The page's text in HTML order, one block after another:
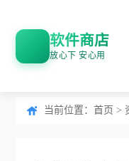
软件商店
放心下 安心用
当前位置： 首页 >